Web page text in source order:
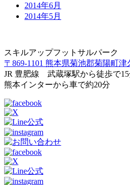
2014年6月
2014年5月
スキルアップフットサルパーク
〒869-1101 熊本県菊池郡菊陽町津
JR 豊肥線 武蔵塚駅から徒歩で15
熊本インターから車で約20分